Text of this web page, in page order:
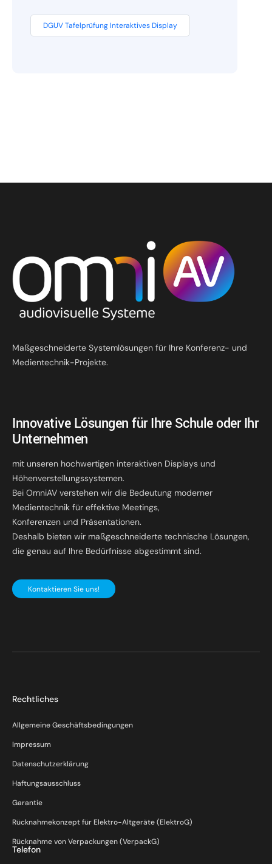
DGUV Tafelprüfung Interaktives Display
Maßgeschneiderte Systemlösungen für Ihre Konferenz- und
Medientechnik-Projekte.
Innovative Lösungen für Ihre Schule oder Ihr
Unternehmen
mit unseren hochwertigen interaktiven Displays und
Höhenverstellungssystemen.
Bei OmniAV verstehen wir die Bedeutung moderner
Medientechnik für effektive Meetings,
Konferenzen und Präsentationen.
Deshalb bieten wir maßgeschneiderte technische Lösungen,
die genau auf Ihre Bedürfnisse abgestimmt sind.
Kontaktieren Sie uns!
Rechtliches
Allgemeine Geschäftsbedingungen
Impressum
Datenschutzerklärung
Haftungsausschluss
Garantie
Rücknahmekonzept für Elektro-Altgeräte (ElektroG)
Rücknahme von Verpackungen (VerpackG)
Telefon